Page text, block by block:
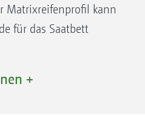
Matrixreifenprofil kann
für das Saatbett
+